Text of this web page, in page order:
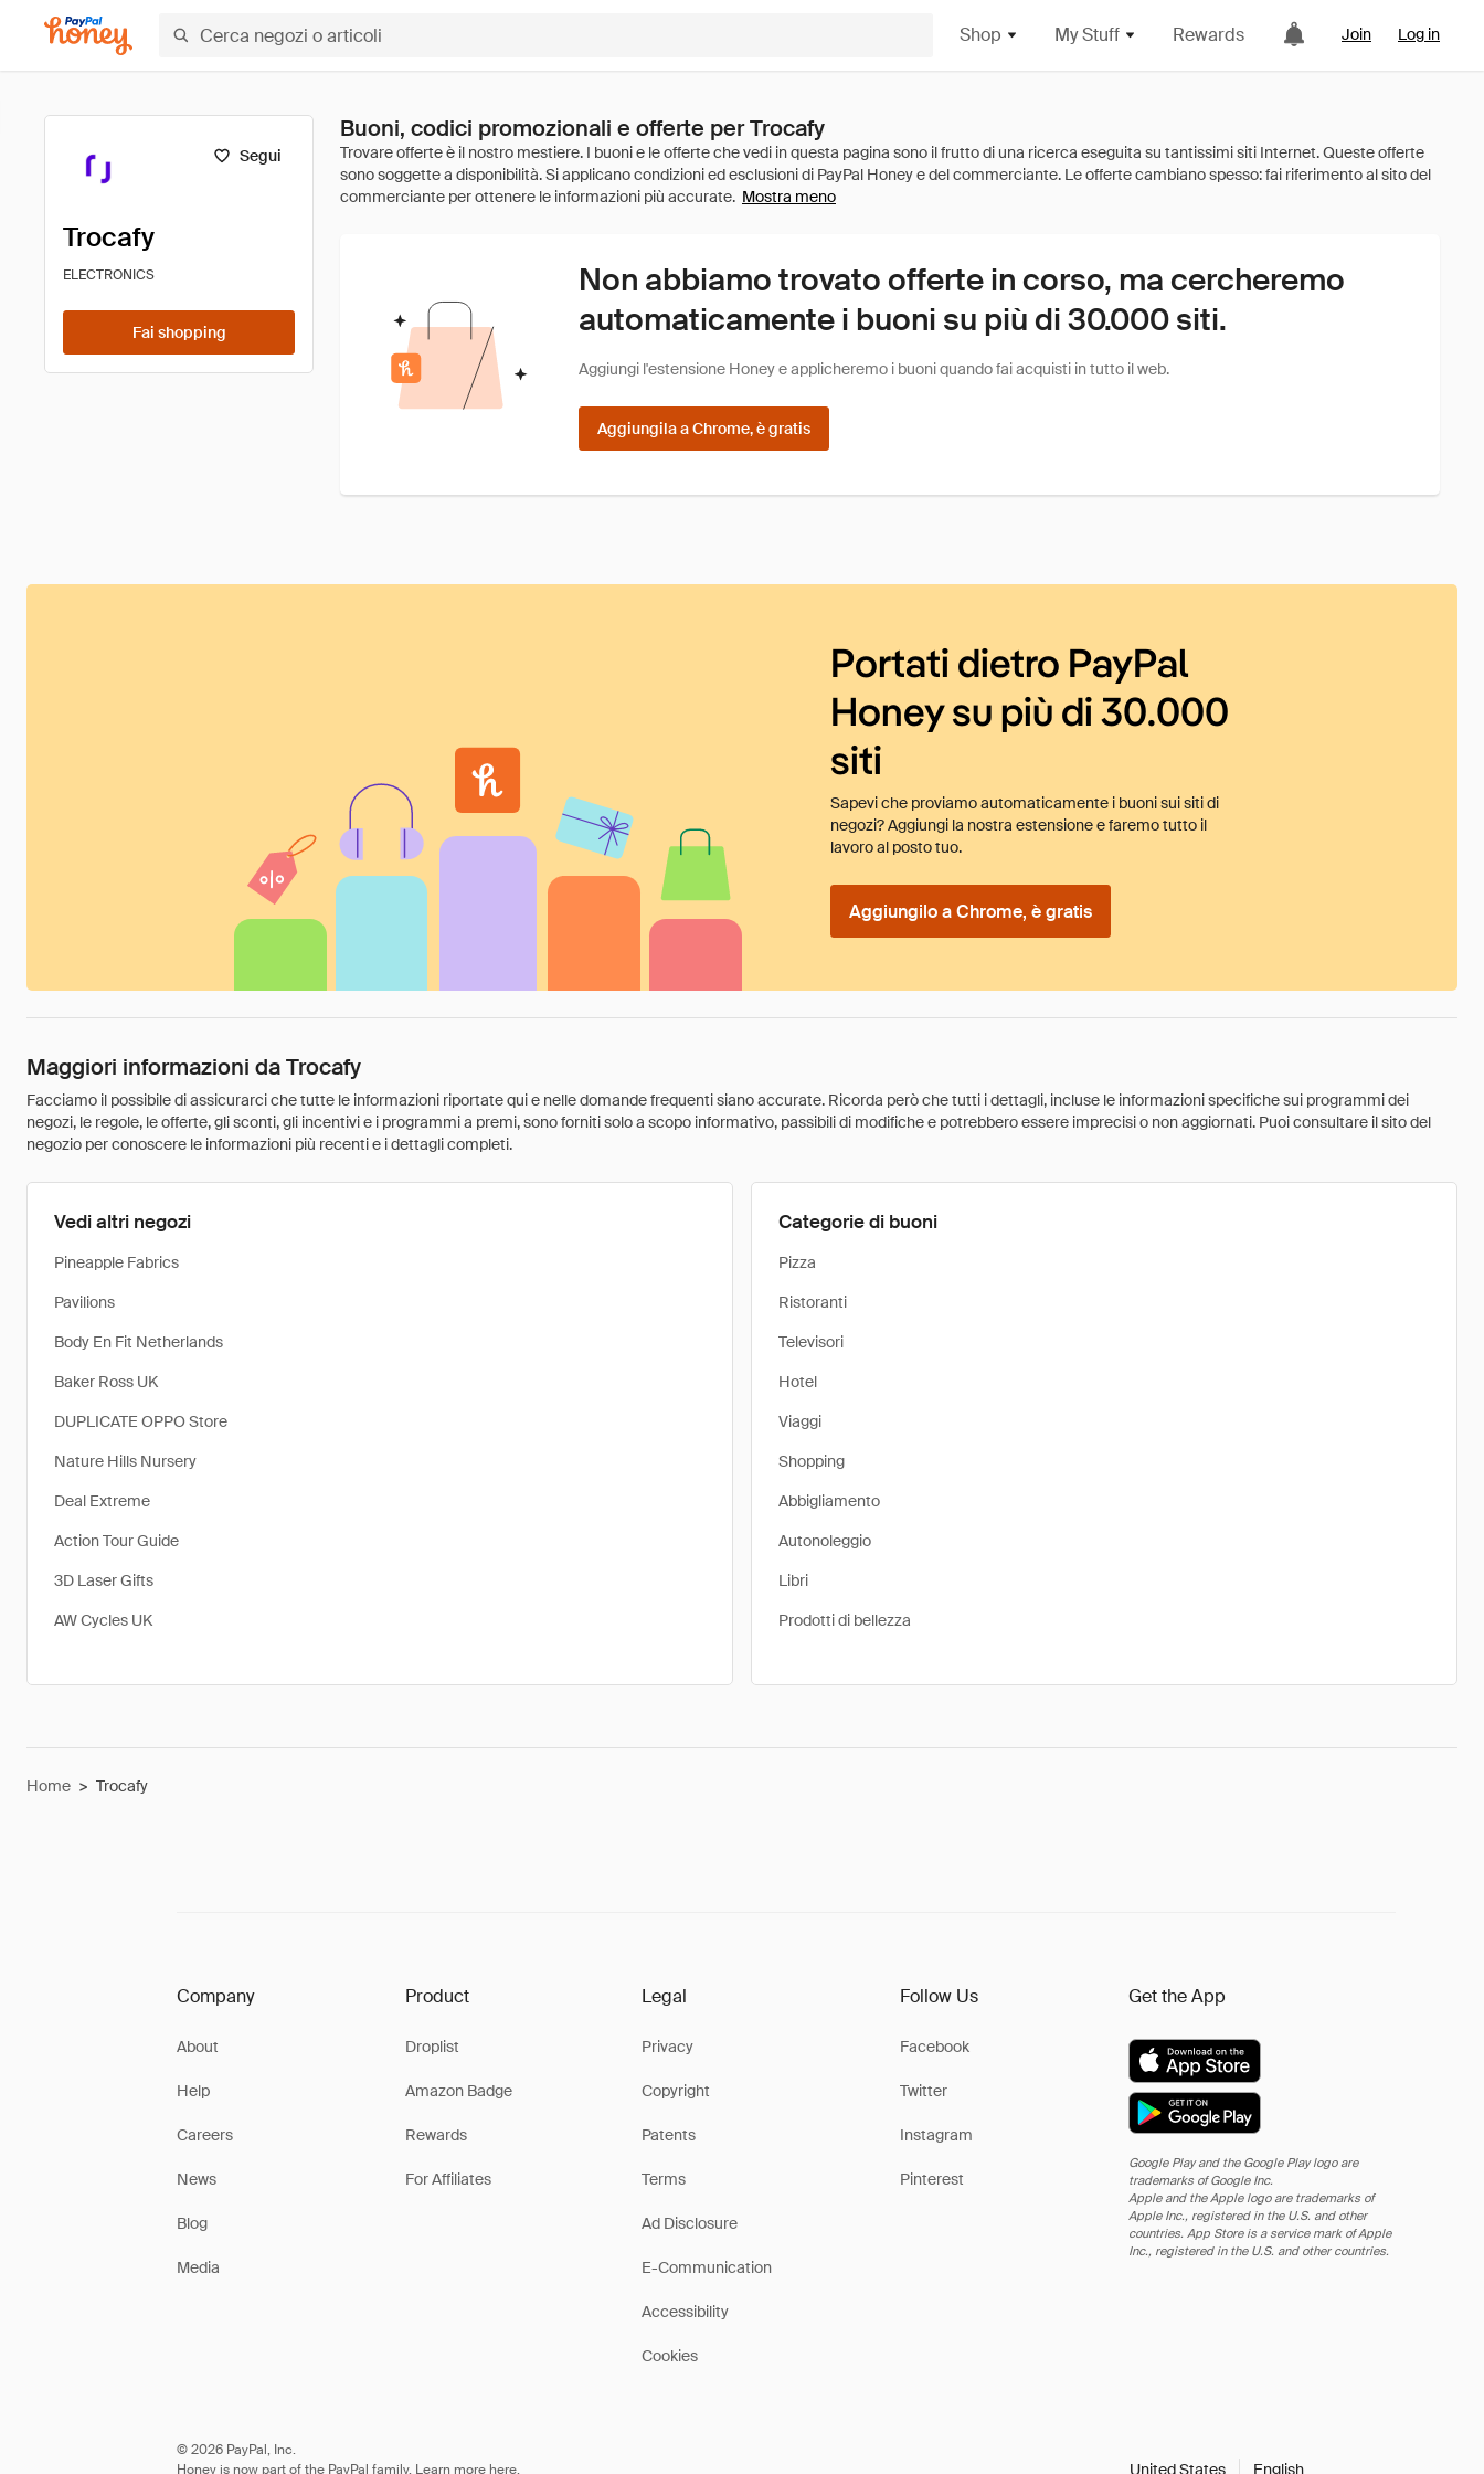
Shop My Stuff Rewards Join Log in
Segui
Trocafy
ELECTRONICS
Fai shopping
Buoni, codici promozionali e offerte per Trocafy
Mostra meno
Non abbiamo trovato offerte in corso, ma cercheremo
automaticamente i buoni su più di 30.000 siti.
Aggiungi l'estensione Honey e applicheremo i buoni quando fai acquisti in tutto il web.
Aggiungila a Chrome, è gratis
Portati dietro PayPal
Honey su più di 30.000
siti
Sapevi che proviamo automaticamente i buoni sui siti di
negozi? Aggiungi la nostra estensione e faremo tutto il
lavoro al posto tuo.
Aggiungilo a Chrome, è gratis
Maggiori informazioni da Trocafy
Facciamo il possibile di assicurarci che tutte le informazioni riportate qui e nelle domande frequenti siano accurate. Ricorda però che tutti i dettagli, incluse le informazioni specifiche sui programmi dei
negozi, le regole, le offerte, gli sconti, gli incentivi e i programmi a premi, sono forniti solo a scopo informativo, passibili di modifiche e potrebbero essere imprecisi o non aggiornati. Puoi consultare il sito del
negozio per conoscere le informazioni più recenti e i dettagli completi.
Vedi altri negozi
Pineapple Fabrics
Pavilions
Body En Fit Netherlands
Baker Ross UK
DUPLICATE OPPO Store
Nature Hills Nursery
Deal Extreme
Action Tour Guide
3D Laser Gifts
AW Cycles UK
Categorie di buoni
Pizza
Ristoranti
Televisori
Hotel
Viaggi
Shopping
Abbigliamento
Autonoleggio
Libri
Prodotti di bellezza
Home > Trocafy
Company
About
Help
Careers
News
Blog
Media
Product
Droplist
Amazon Badge
Rewards
For Affiliates
Legal
Privacy
Copyright
Patents
Terms
Ad Disclosure
E-Communication
Accessibility
Cookies
Follow Us
Facebook
Twitter
Instagram
Pinterest
Get the App
Google Play and the Google Play logo are
trademarks of Google Inc.
Apple and the Apple logo are trademarks of
Apple Inc., registered in the U.S. and other
countries. App Store is a service mark of Apple
Inc., registered in the U.S. and other countries.
© 2026 PayPal, Inc.
Honey is now part of the PayPal family. Learn more here. United States English